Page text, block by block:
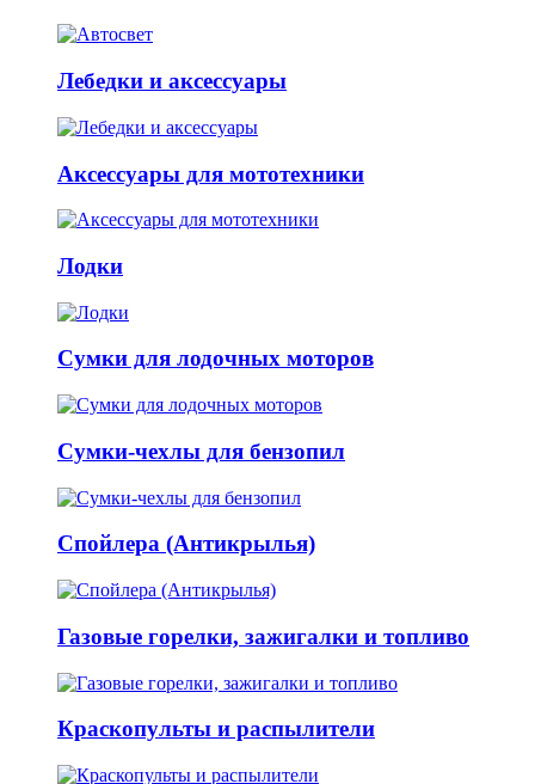
Лебедки и аксессуары
Аксессуары для мототехники
Лодки
Сумки для лодочных моторов
Сумки-чехлы для бензопил
Спойлера (Антикрылья)
Газовые горелки, зажигалки и топливо
Краскопульты и распылители